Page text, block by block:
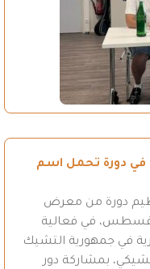
في دورة تحمل اسم
دورة من معرض
العربي والكردي يومي 15 و16 أغسطس، في فعالية
في جمهورية التشيك
بمشاركة دور